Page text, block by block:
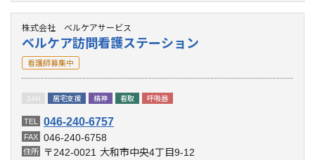
株式会社 ベルケアサービス
ベルケア訪問看護ステーション
看護師募集中
24H 居宅支援 精神 看取 呼吸器
TEL 046-240-6757
FAX 046-240-6758
住所 〒242-0021 大和市中央4丁目9-12